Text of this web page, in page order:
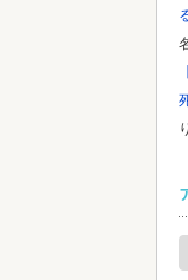
り
ア